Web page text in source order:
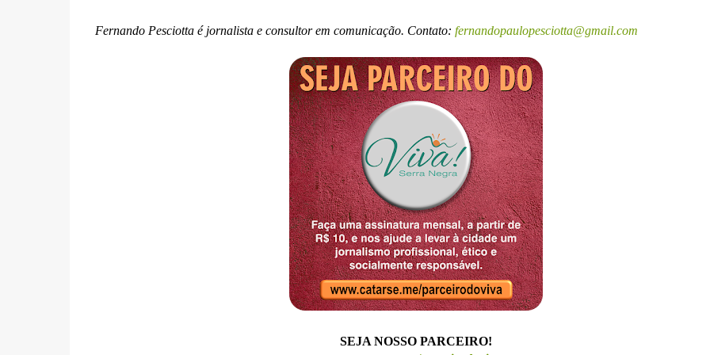
Fernando Pesciotta é jornalista e consultor em comunicação. Contato: fernandopaulopesciotta@gmail.com
SEJA NOSSO PARCEIRO!